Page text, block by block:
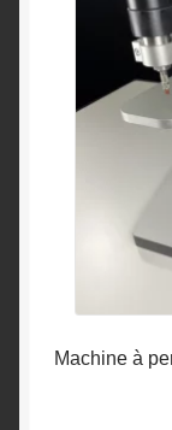
Machine à